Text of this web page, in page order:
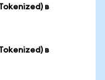
в
в